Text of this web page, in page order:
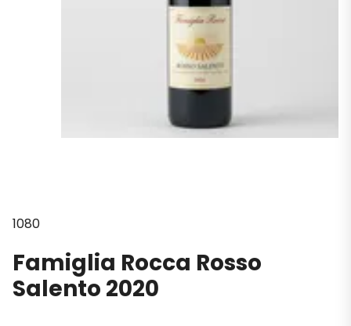
1080
Famiglia Rocca Rosso
Salento 2020